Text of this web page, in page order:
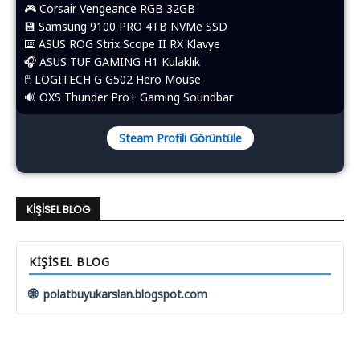
🎮 Corsair Vengeance RGB 32GB
💾 Samsung 9100 PRO 4TB NVMe SSD
⌨️​ ASUS ROG Strix Scope II RX Klavye
🎧 ASUS TUF GAMING H1 Kulaklık
🖱️​ LOGITECH G G502 Hero Mouse
🔊 OXS Thunder Pro+ Gaming Soundbar
Steam Profili Görüntüle
KIŞISEL BLOG
KIŞISEL BLOG
🌐 polatbuyukarslan.blogspot.com